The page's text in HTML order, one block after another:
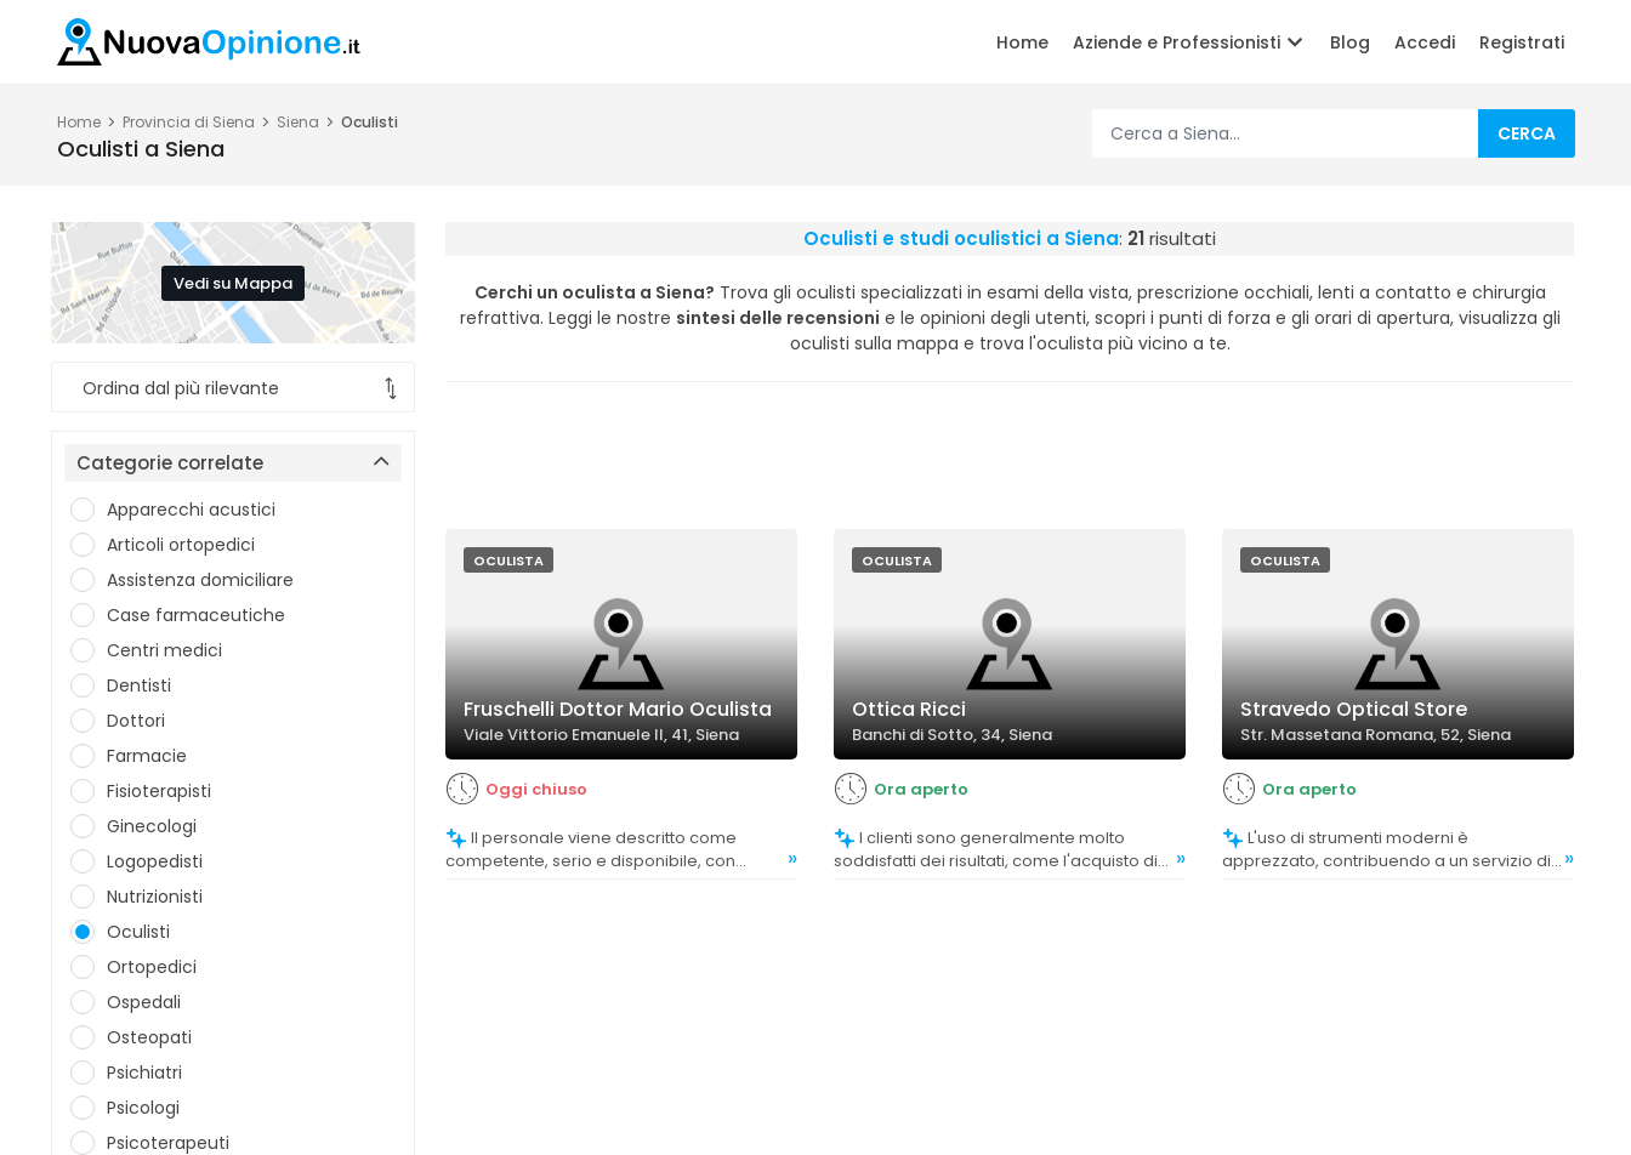
Home Aziende e Professionisti Blog Accedi Registrati
Home Provincia di Siena Siena Oculisti
Oculisti a Siena
CERCA
Vedi su Mappa
Categorie correlate
Apparecchi acustici
Articoli ortopedici
Assistenza domiciliare
Case farmaceutiche
Centri medici
Dentisti
Dottori
Farmacie
Fisioterapisti
Ginecologi
Logopedisti
Nutrizionisti
Oculisti
Ortopedici
Ospedali
Osteopati
Psichiatri
Psicologi
Psicoterapeuti
Oculisti e studi oculistici a Siena: 21risultati
Cerchi un oculista a Siena? Trova gli oculisti specializzati in esami della vista, prescrizione occhiali, lenti a contatto e chirurgia
refrattiva. Leggi le nostre sintesi delle recensioni e le opinioni degli utenti, scopri i punti di forza e gli orari di apertura, visualizza gli
oculisti sulla mappa e trova l'oculista più vicino a te.
OCULISTA
Fruschelli Dottor Mario Oculista
Viale Vittorio Emanuele II, 41, Siena
Oggi chiuso
competente, serio e disponibile, con
»
OCULISTA
Ottica Ricci
Banchi di Sotto, 34, Siena
Ora aperto
I clienti sono generalmente molto
soddisfatti dei risultati, come l'acquisto di
»
OCULISTA
Stravedo Optical Store
Str. Massetana Romana, 52, Siena
Ora aperto
L'uso di strumenti moderni è
apprezzato, contribuendo a un servizio di
»